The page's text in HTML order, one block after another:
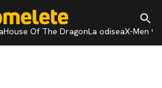
House Of The DragonLa odiseaX-Men 97